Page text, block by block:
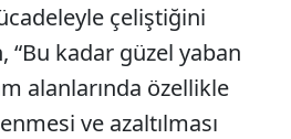
çeliştiğini
“Bu kadar güzel yaban
alanlarında özellikle
ve azaltılması